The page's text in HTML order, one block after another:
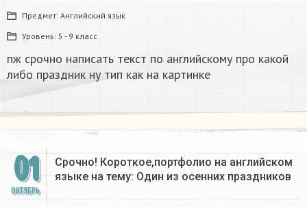
Предмет: Английский язык
Уровень: 5 - 9 класс
пж срочно написать текст по английскому про какой
либо праздник ну тип как на картинке
01
ОКТЯБРЬ
Срочно! Короткое,портфолио на английском
языке на тему: Один из осенних праздников​